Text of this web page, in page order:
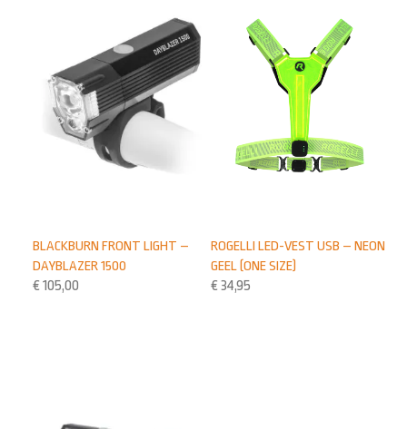
ROGELLI LED-VEST USB – NEON
GEEL (ONE SIZE)
€ 34,95
BLACKBURN FRONT LIGHT –
DAYBLAZER 1500
€ 105,00